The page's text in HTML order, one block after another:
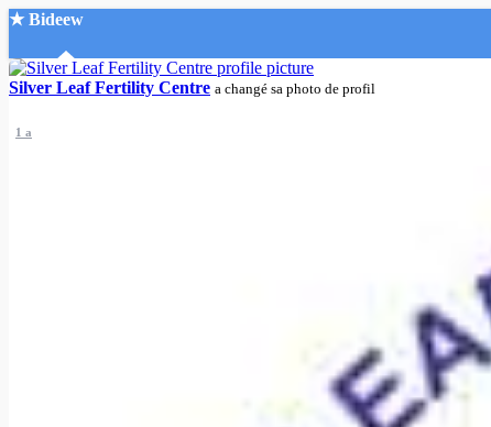
★ Bideew
Accueil
Silver Leaf Fertility Centre a changé sa photo de profil
1 a